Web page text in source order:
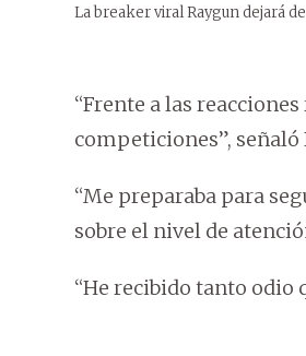
La breaker viral Raygun dejará
“Frente a las
competiciones”, señaló
“Me preparaba para
sobre el nivel de
“He recibido tanto odio